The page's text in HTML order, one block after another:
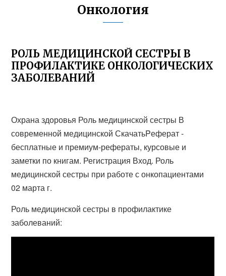
Онкология
РОЛЬ МЕДИЦИНСКОЙ СЕСТРЫ В
ПРОФИЛАКТИКЕ ОНКОЛОГИЧЕСКИХ
ЗАБОЛЕВАНИЙ
Охрана здоровья Роль медицинской сестры В
современной медицинской СкачатьPеферат -
бесплатные и премиум-рефераты, курсовые и
заметки по книгам. Регистрация Вход. Роль
медицинской сестры при работе с онкопациентами
02 марта г.
Роль медицинской сестры в профилактике
заболеваний: